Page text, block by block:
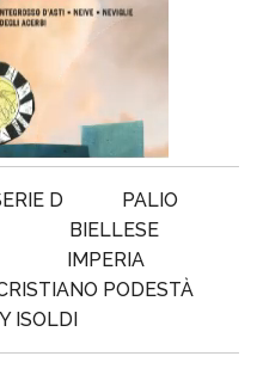
D
PALIO
BIELLESE
IMPERIA
PODESTÀ
ISOLDI